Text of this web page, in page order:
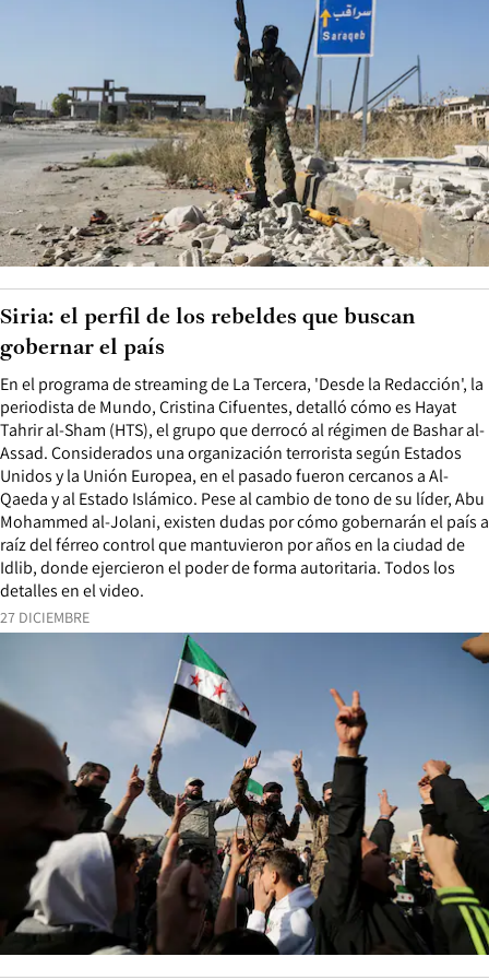
27 DICIEMBRE
En el programa de streaming de La Tercera, 'Desde la Redacción', la
periodista de Mundo, Cristina Cifuentes, detalló cómo es Hayat
Tahrir al-Sham (HTS), el grupo que derrocó al régimen de Bashar al-
Assad. Considerados una organización terrorista según Estados
Unidos y la Unión Europea, en el pasado fueron cercanos a Al-
Qaeda y al Estado Islámico. Pese al cambio de tono de su líder, Abu
Mohammed al-Jolani, existen dudas por cómo gobernarán el país a
raíz del férreo control que mantuvieron por años en la ciudad de
Idlib, donde ejercieron el poder de forma autoritaria. Todos los
detalles en el video.
Siria: el perfil de los rebeldes que buscan
gobernar el país